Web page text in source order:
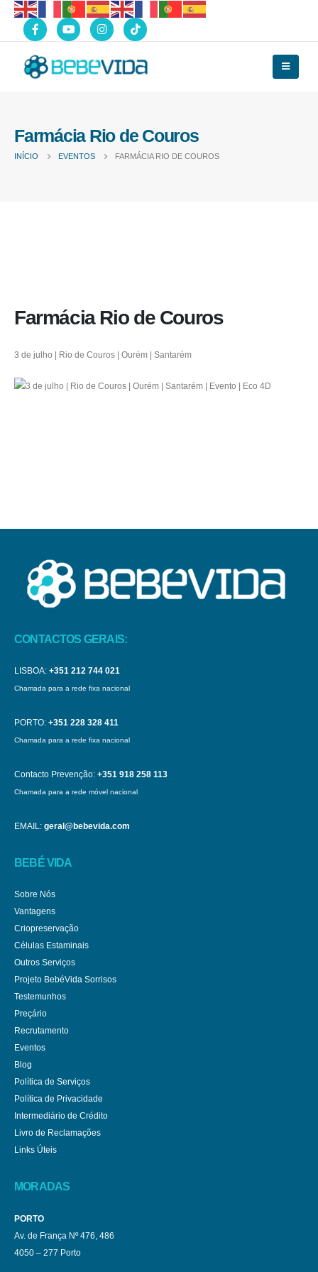
Farmácia Rio de Couros
INÍCIO EVENTOS FARMÁCIA RIO DE COUROS
Farmácia Rio de Couros
3 de julho | Rio de Couros | Ourém | Santarém
CONTACTOS GERAIS:
LISBOA: +351 212 744 021
Chamada para a rede fixa nacional
PORTO: +351 228 328 411
Chamada para a rede fixa nacional
Contacto Prevenção: +351 918 258 113
Chamada para a rede móvel nacional
EMAIL: geral@bebevida.com
BEBÉ VIDA
Sobre Nós
Vantagens
Criopreservação
Células Estaminais
Outros Serviços
Projeto BebéVida Sorrisos
Testemunhos
Preçário
Recrutamento
Eventos
Blog
Política de Serviços
Política de Privacidade
Intermediário de Crédito
Livro de Reclamações
Links Úteis
MORADAS
PORTO
Av. de França Nº 476, 486
4050 – 277 Porto